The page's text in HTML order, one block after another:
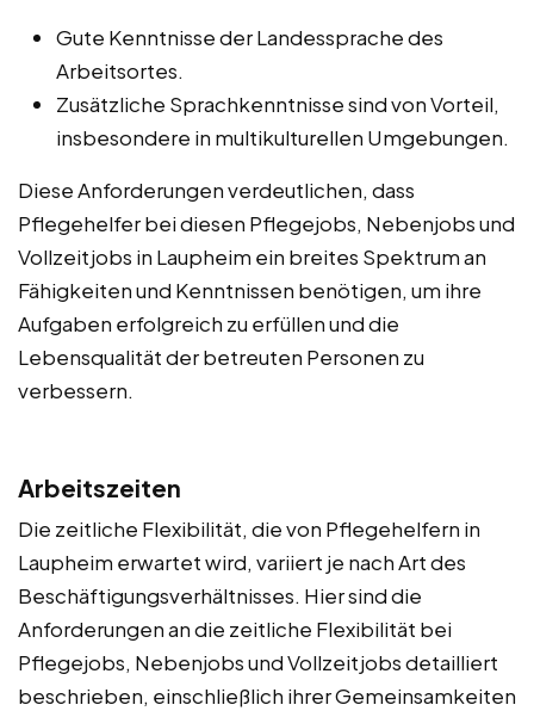
Gute Kenntnisse der Landessprache des
Arbeitsortes.
Zusätzliche Sprachkenntnisse sind von Vorteil,
insbesondere in multikulturellen Umgebungen.
Diese Anforderungen verdeutlichen, dass
Pflegehelfer bei diesen Pflegejobs, Nebenjobs und
Vollzeitjobs in Laupheim ein breites Spektrum an
Fähigkeiten und Kenntnissen benötigen, um ihre
Aufgaben erfolgreich zu erfüllen und die
Lebensqualität der betreuten Personen zu
verbessern.
Arbeitszeiten
Die zeitliche Flexibilität, die von Pflegehelfern in
Laupheim erwartet wird, variiert je nach Art des
Beschäftigungsverhältnisses. Hier sind die
Anforderungen an die zeitliche Flexibilität bei
Pflegejobs, Nebenjobs und Vollzeitjobs detailliert
beschrieben, einschließlich ihrer Gemeinsamkeiten